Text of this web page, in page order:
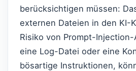
berücksichtigen müssen:
externen Dateien in den KI-
Risiko von Prompt-
eine Log-Datei oder eine
bösartige Instruktionen,